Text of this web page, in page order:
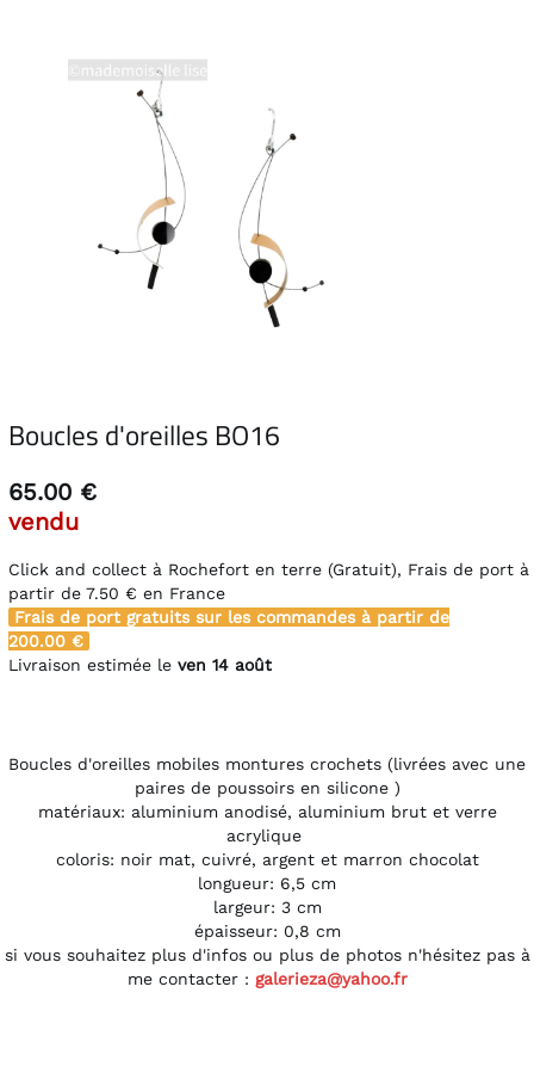
Boucles d'oreilles BO16
65.00 €
vendu
Click and collect à Rochefort en terre (Gratuit), Frais de port à
partir de 7.50 € en France
Frais de port gratuits sur les commandes à partir de
200.00 €
Livraison estimée le ven 14 août
Boucles d'oreilles mobiles montures crochets (livrées avec une
paires de poussoirs en silicone )
matériaux: aluminium anodisé, aluminium brut et verre
acrylique
coloris: noir mat, cuivré, argent et marron chocolat
longueur: 6,5 cm
largeur: 3 cm
épaisseur: 0,8 cm
si vous souhaitez plus d'infos ou plus de photos n'hésitez pas à
me contacter : galerieza@yahoo.fr